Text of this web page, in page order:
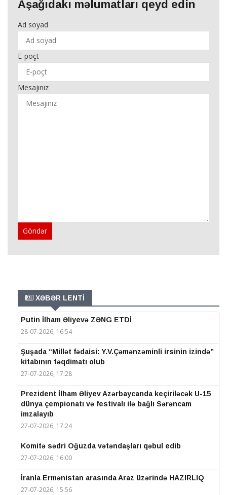
Aşağıdakı məlumatları qeyd edin
Ad soyad
E-poçt
Mesajınız
Göndər
XƏBƏR LENTİ
Putin İlham Əliyevə ZƏNG ETDİ
28-07-2026, 16:54
Şuşada “Millət fədaisi: Y.V.Çəmənzəminli irsinin izində”
kitabının təqdimatı olub
27-07-2026, 17:28
Prezident İlham Əliyev Azərbaycanda keçiriləcək U-15
dünya çempionatı və festivalı ilə bağlı Sərəncam
imzalayıb
27-07-2026, 17:24
Komitə sədri Oğuzda vətəndaşları qəbul edib
27-07-2026, 16:00
İranla Ermənistan arasında Araz üzərində HAZIRLIQ
27-07-2026, 15:56